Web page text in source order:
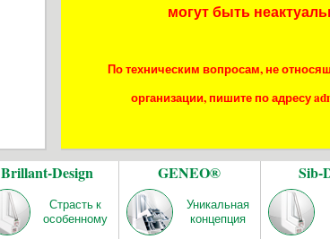
могут быть
По техническим вопросам, не
организации, пишите по адресу
Brillant-Design
Страсть к
особенному
GENEO®
Уникальная
концепция
Sib-